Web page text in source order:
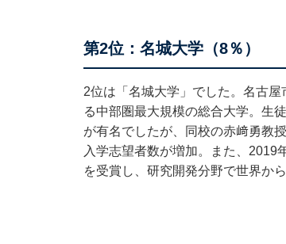
第2位：名城大学（8％）
2位は「名城大学」でした。名古
る中部圏最大規模の総合大学。生
が有名でしたが、同校の赤﨑勇教
入学志望者数が増加。また、2019
を受賞し、研究開発分野で世界か